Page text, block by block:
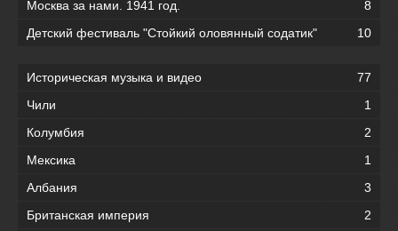
Москва за нами. 1941 год.
8
Детский фестиваль "Стойкий оловянный содатик"
10
Историческая музыка и видео
77
Чили
1
Колумбия
2
Мексика
1
Албания
3
Британская империя
2